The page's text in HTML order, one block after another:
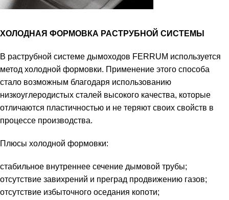
ХОЛОДНАЯ ФОРМОВКА РАСТРУБНОЙ СИСТЕМЫ
В раструбной системе дымоходов FERRUM используется
метод холодной формовки. Применение этого способа
стало возможным благодаря использованию
низкоуглеродистых сталей высокого качества, которые
отличаются пластичностью и не теряют своих свойств в
процессе производства.
Плюсы холодной формовки:
стабильное внутреннее сечение дымовой трубы;
отсутствие завихрений и преград продвижению газов;
отсутствие избыточного оседания копоти;